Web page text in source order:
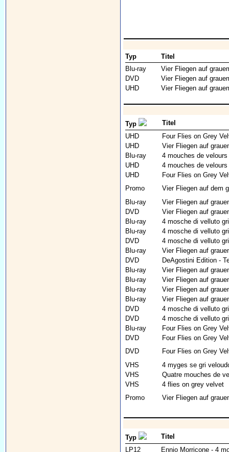
Typ
Titel
Blu-ray
Vier Fliegen auf
DVD
Vier Fliegen auf
UHD
Vier Fliegen auf
Typ
Titel
UHD
Four Flies on Grey
UHD
Vier Fliegen auf
Blu-ray
4 mouches de velours
UHD
4 mouches de velours
UHD
Four Flies on Grey
Promo
Vier Fliegen auf dem
Blu-ray
Vier Fliegen auf
DVD
Vier Fliegen auf
Blu-ray
4 mosche di velluto
Blu-ray
4 mosche di velluto
DVD
4 mosche di velluto
Blu-ray
Vier Fliegen auf
DVD
DeAgostini Edition -
Blu-ray
Vier Fliegen auf
Blu-ray
Vier Fliegen auf
Blu-ray
Vier Fliegen auf
Blu-ray
Vier Fliegen auf
DVD
4 mosche di velluto
DVD
4 mosche di velluto
Blu-ray
Four Flies on Grey
DVD
Four Flies on Grey
DVD
Four Flies on Grey
VHS
4 myges se gri
VHS
Quatre mouches de
VHS
4 flies on grey velvet
Promo
Vier Fliegen auf
Typ
Titel
LP12
Ennio Morricone - 4